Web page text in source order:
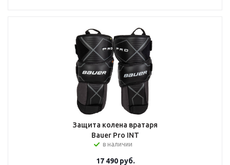
Защита колена вратаря
Bauer Pro INT
в наличии
17 490руб.